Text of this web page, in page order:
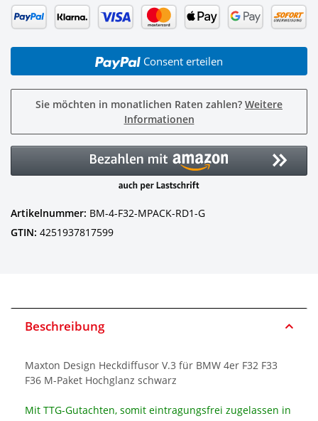
Consent erteilen
Sie möchten in monatlichen Raten zahlen? Weitere
Informationen
Artikelnummer: BM-4-F32-MPACK-RD1-G
GTIN: 4251937817599
Beschreibung
Maxton Design Heckdiffusor V.3 für BMW 4er F32 F33
F36 M-Paket Hochglanz schwarz
Mit TTG-Gutachten, somit eintragungsfrei zugelassen in